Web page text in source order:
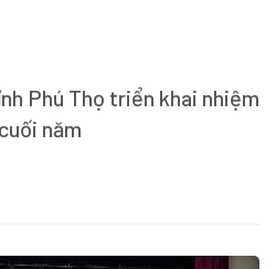
Phú Thọ triển khai nhiệm
năm